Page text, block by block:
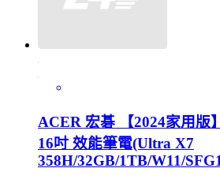
ACER 宏碁 【2024家用版
16吋 效能筆電(Ultra X7
358H/32GB/1TB/W11/